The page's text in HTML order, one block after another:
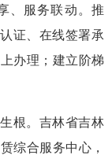
、服务联动。推
证、在线签署承
办理；建立阶梯
根。吉林省吉林
综合服务中心，